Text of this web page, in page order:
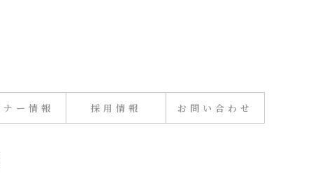
ナー情報 採用情報 お問い合わせ